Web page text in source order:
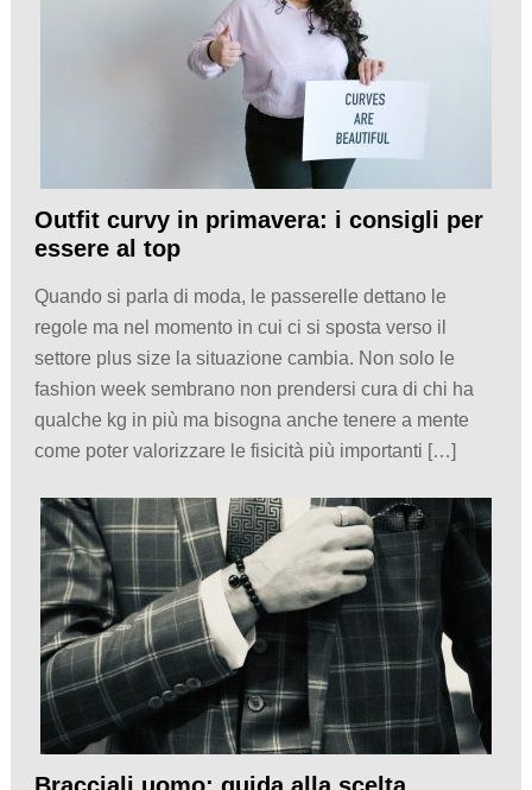
Outfit curvy in primavera: i consigli per
essere al top
Quando si parla di moda, le passerelle dettano le
regole ma nel momento in cui ci si sposta verso il
settore plus size la situazione cambia. Non solo le
fashion week sembrano non prendersi cura di chi ha
qualche kg in più ma bisogna anche tenere a mente
come poter valorizzare le fisicità più importanti […]